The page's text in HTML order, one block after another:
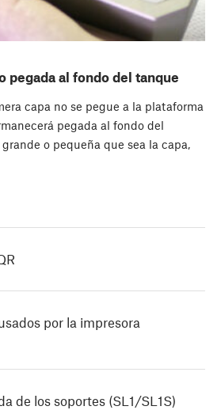
pegada al fondo del tanque
capa no se pegue a la plataforma
pegada al fondo del
o pequeña que sea la capa,
por la impresora
de los soportes (SL1/SL1S)